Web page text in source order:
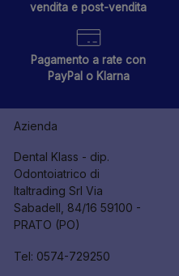
vendita e post-vendita
Pagamento a rate con
PayPal o Klarna
Azienda
Dental Klass - dip.
Odontoiatrico di
Italtrading Srl Via
Sabadell, 84/16 59100 -
PRATO (PO)
Tel: 0574-729250